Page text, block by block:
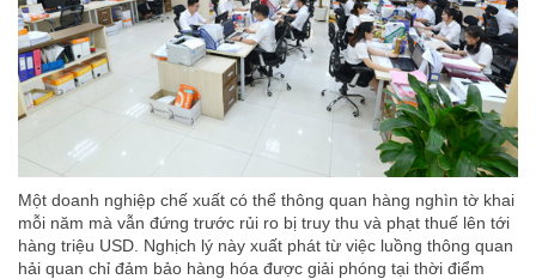
Một doanh nghiệp chế xuất có thể thông quan hàng nghìn tờ khai
mỗi năm mà vẫn đứng trước rủi ro bị truy thu và phạt thuế lên tới
hàng triệu USD. Nghịch lý này xuất phát từ việc luồng thông quan
hải quan chỉ đảm bảo hàng hóa được giải phóng tại thời điểm